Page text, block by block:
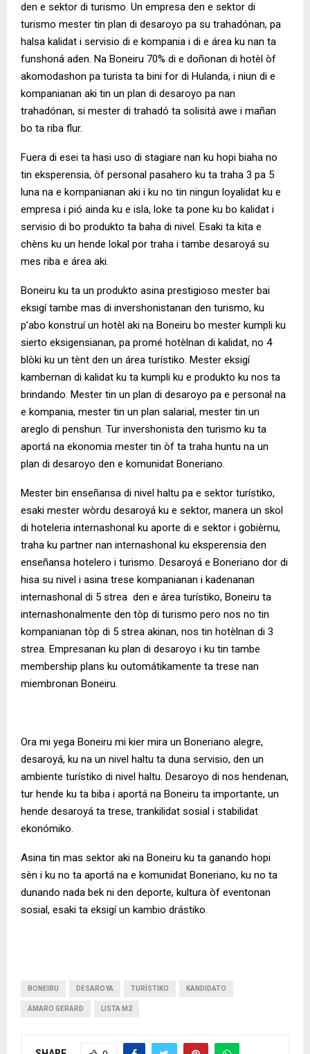
den e sektor di turismo. Un empresa den e sektor di
turismo mester tin plan di desaroyo pa su trahadónan, pa
halsa kalidat i servisio di e kompania i di e área ku nan ta
funshoná aden. Na Boneiru 70% di e doñonan di hotèl òf
akomodashon pa turista ta bini for di Hulanda, i niun di e
kompanianan aki tin un plan di desaroyo pa nan
trahadónan, si mester di trahadó ta solisitá awe i mañan
bo ta riba flur.
Fuera di esei ta hasi uso di stagiare nan ku hopi biaha no
tin eksperensia, òf personal pasahero ku ta traha 3 pa 5
luna na e kompanianan aki i ku no tin ningun loyalidat ku e
empresa i pió ainda ku e isla, loke ta pone ku bo kalidat i
servisio di bo produkto ta baha di nivel. Esaki ta kita e
chèns ku un hende lokal por traha i tambe desaroyá su
mes riba e área aki.
Boneiru ku ta un produkto asina prestigioso mester bai
eksigí tambe mas di invershonistanan den turismo, ku
p’abo konstruí un hotèl aki na Boneiru bo mester kumpli ku
sierto eksigensianan, pa promé hotèlnan di kalidat, no 4
blòki ku un tènt den un área turístiko. Mester eksigí
kambernan di kalidat ku ta kumpli ku e produkto ku nos ta
brindando. Mester tin un plan di desaroyo pa e personal na
e kompania, mester tin un plan salarial, mester tin un
areglo di penshun. Tur invershonista den turismo ku ta
aportá na ekonomia mester tin òf ta traha huntu na un
plan di desaroyo den e komunidat Boneriano.
Mester bin enseñansa di nivel haltu pa e sektor turístiko,
esaki mester wòrdu desaroyá ku e sektor, manera un skol
di hoteleria internashonal ku aporte di e sektor i gobièrnu,
traha ku partner nan internashonal ku eksperensia den
enseñansa hotelero i turismo. Desaroyá e Boneriano dor di
hisa su nivel i asina trese kompanianan i kadenanan
internashonal di 5 strea den e área turístiko, Boneiru ta
internashonalmente den tòp di turismo pero nos no tin
kompanianan tòp di 5 strea akinan, nos tin hotèlnan di 3
strea. Empresanan ku plan di desaroyo i ku tin tambe
membership plans ku outomátikamente ta trese nan
miembronan Boneiru.
Ora mi yega Boneiru mi kier mira un Boneriano alegre,
desaroyá, ku na un nivel haltu ta duna servisio, den un
ambiente turístiko di nivel haltu. Desaroyo di nos hendenan,
tur hende ku ta biba i aportá na Boneiru ta importante, un
hende desaroyá ta trese, trankilidat sosial i stabilidat
ekonómiko.
Asina tin mas sektor aki na Boneiru ku ta ganando hopi
sèn i ku no ta aportá na e komunidat Boneriano, ku no ta
dunando nada bek ni den deporte, kultura òf eventonan
sosial, esaki ta eksigí un kambio drástiko.
BONEIRU DESAROYA TURÍSTIKO KANDIDATO
AMARO GERARD LISTA M2